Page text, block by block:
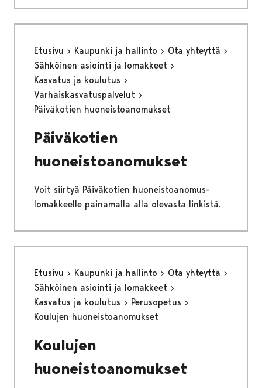
Etusivu Kaupunki ja hallinto
Ota yhteyttä
Sähköinen asiointi ja lomakkeet
Kasvatus ja koulutus
Varhaiskasvatuspalvelut
Päiväkotien huoneistoanomukset
Päiväkotien
huoneistoanomukset
Voit siirtyä Päiväkotien huoneistoanomus-
lomakkeelle painamalla alla olevasta linkistä.
Etusivu Kaupunki ja hallinto
Ota yhteyttä
Sähköinen asiointi ja lomakkeet
Kasvatus ja koulutus
Perusopetus
Koulujen huoneistoanomukset
Koulujen
huoneistoanomukset